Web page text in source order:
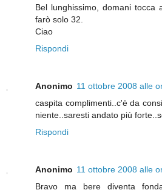
Bel lunghissimo, domani
farò solo 32.
Ciao
Rispondi
Anonimo 11 ottobre 2008 alle
caspita complimenti..c'è da
niente..saresti andato più
Rispondi
Anonimo 11 ottobre 2008 alle
Bravo ma bere diventa